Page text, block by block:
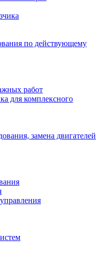
по действующему
работ
для комплексного
замена двигателей